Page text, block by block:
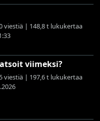
viestiä | 148,8 t lukukertaa
viimeksi?
viestiä | 197,6 t lukukertaa